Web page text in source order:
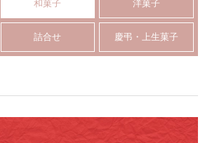
和菓子 洋菓子
詰合せ 慶弔・上生菓子